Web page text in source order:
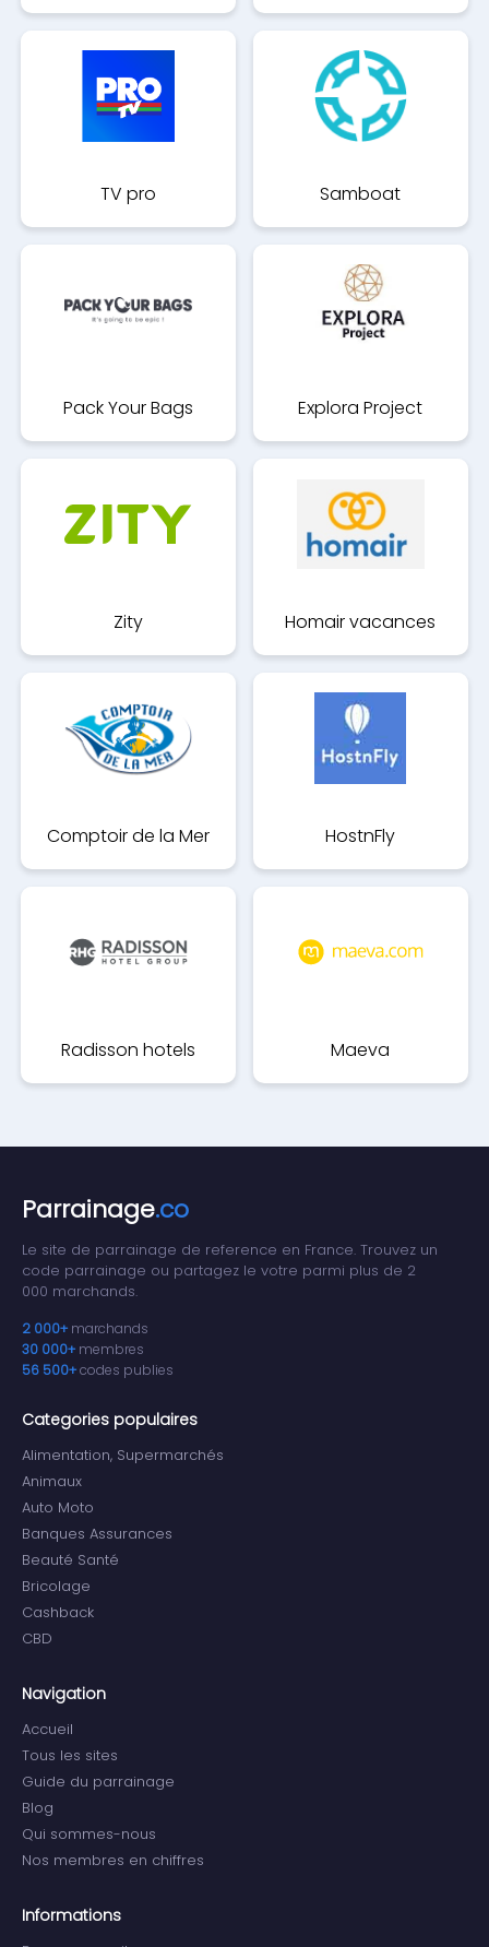
TV pro Samboat
Pack Your Bags Explora Project
Zity Homair vacances
Comptoir de la Mer HostnFly
Radisson hotels Maeva
Parrainage.co
Le site de parrainage de reference en France. Trouvez un
code parrainage ou partagez le votre parmi plus de 2
000 marchands.
2 000+ marchands
30 000+ membres
56 500+codes publies
Categories populaires
Alimentation, Supermarchés
Animaux
Auto Moto
Banques Assurances
Beauté Santé
Bricolage
Cashback
CBD
Navigation
Accueil
Tous les sites
Guide du parrainage
Blog
Qui sommes-nous
Nos membres en chiffres
Informations